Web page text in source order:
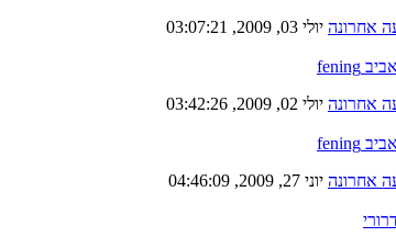
יולי 03, 2009, 03:07:21
אביב fening
יולי 02, 2009, 03:42:26
אביב fening
יוני 27, 2009, 04:46:09
דרורי